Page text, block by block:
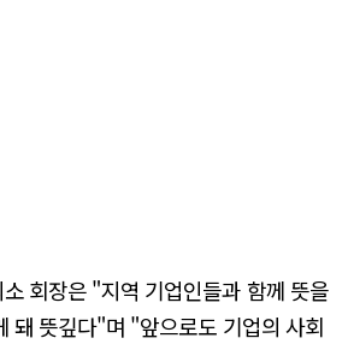
회장은 "지역 기업인들과 함께 뜻을
돼 뜻깊다"며 "앞으로도 기업의 사회